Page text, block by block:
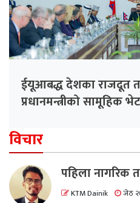
ईयूआबद्ध देशका राजदूत
प्रधानमन्त्रीको सामूहिक भेट
विचार
पहिला नागरिक
KTM Dainik जेठ